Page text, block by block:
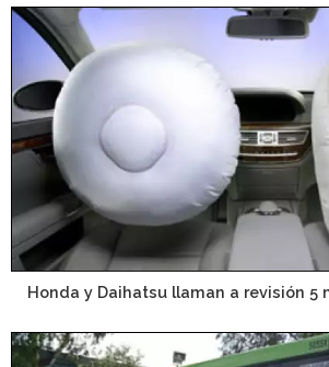
Honda y Daihatsu llaman a revisión 5